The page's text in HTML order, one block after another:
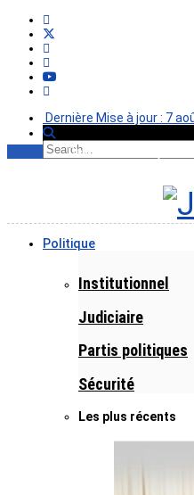
Dernière Mise à jour : 7
Dernière Mise à jour :
Politique
Institutionnel
Judiciaire
Partis politiques
Sécurité
Les plus récents